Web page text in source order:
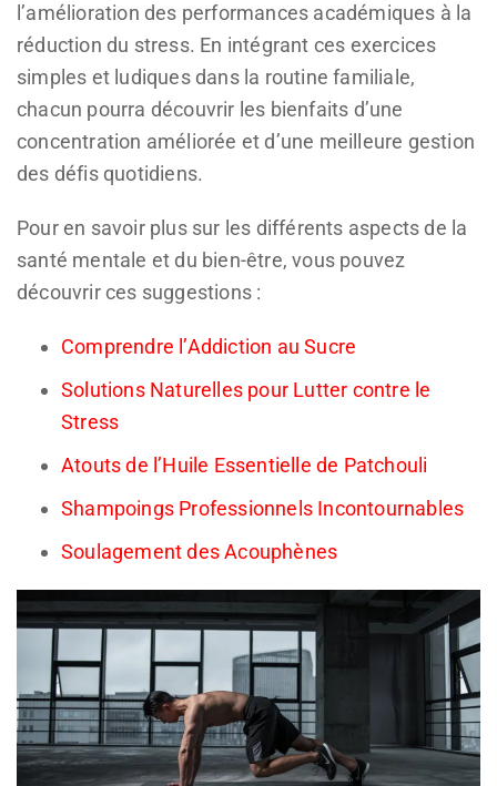
l’amélioration des performances académiques à la
réduction du stress. En intégrant ces exercices
simples et ludiques dans la routine familiale,
chacun pourra découvrir les bienfaits d’une
concentration améliorée et d’une meilleure gestion
des défis quotidiens.
Pour en savoir plus sur les différents aspects de la
santé mentale et du bien-être, vous pouvez
découvrir ces suggestions :
Comprendre l’Addiction au Sucre
Solutions Naturelles pour Lutter contre le
Stress
Atouts de l’Huile Essentielle de Patchouli
Shampoings Professionnels Incontournables
Soulagement des Acouphènes